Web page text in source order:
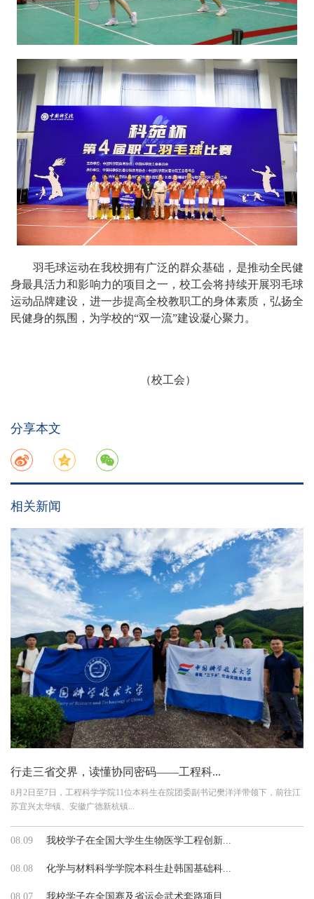
羽毛球运动在我校拥有广泛的群众基础，是推动全民健
身最具活力和影响力的项目之一，校工会将持续开展羽毛球
运动品牌建设，进一步提高全校教职工的身体素质，弘扬全
民健身的氛围，为学校的“双一流”建设凝心聚力。
（校工会）
分享本文
相关新闻
行走三省交界，读懂协同密码——工程科...
8月2日至7日，工程科学学院11位本科生在院团委副书记樊洋洋带领下，前往江
苏宜兴太华镇、安徽广德新杭镇...
08.09 我校学子在全国大学生生物医学工程创新...
08.08 化学与材料科学学院本科生赴韩国基础科...
08.07 我校学子在全国赛及省运会武术套路项目...